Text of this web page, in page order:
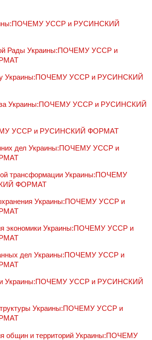
УССР и РУСИНСКИЙ
Рады Украины:ПОЧЕМУ УССР и
Украины:ПОЧЕМУ УССР и РУСИНСКИЙ
Украины:ПОЧЕМУ УССР и РУСИНСКИЙ
УССР и РУСИНСКИЙ ФОРМАТ
дел Украины:ПОЧЕМУ УССР и
трансформации Украины:ПОЧЕМУ
ФОРМАТ
Украины:ПОЧЕМУ УССР и
экономики Украины:ПОЧЕМУ УССР и
дел Украины:ПОЧЕМУ УССР и
Украины:ПОЧЕМУ УССР и РУСИНСКИЙ
Украины:ПОЧЕМУ УССР и
общин и территорий Украины:ПОЧЕМУ